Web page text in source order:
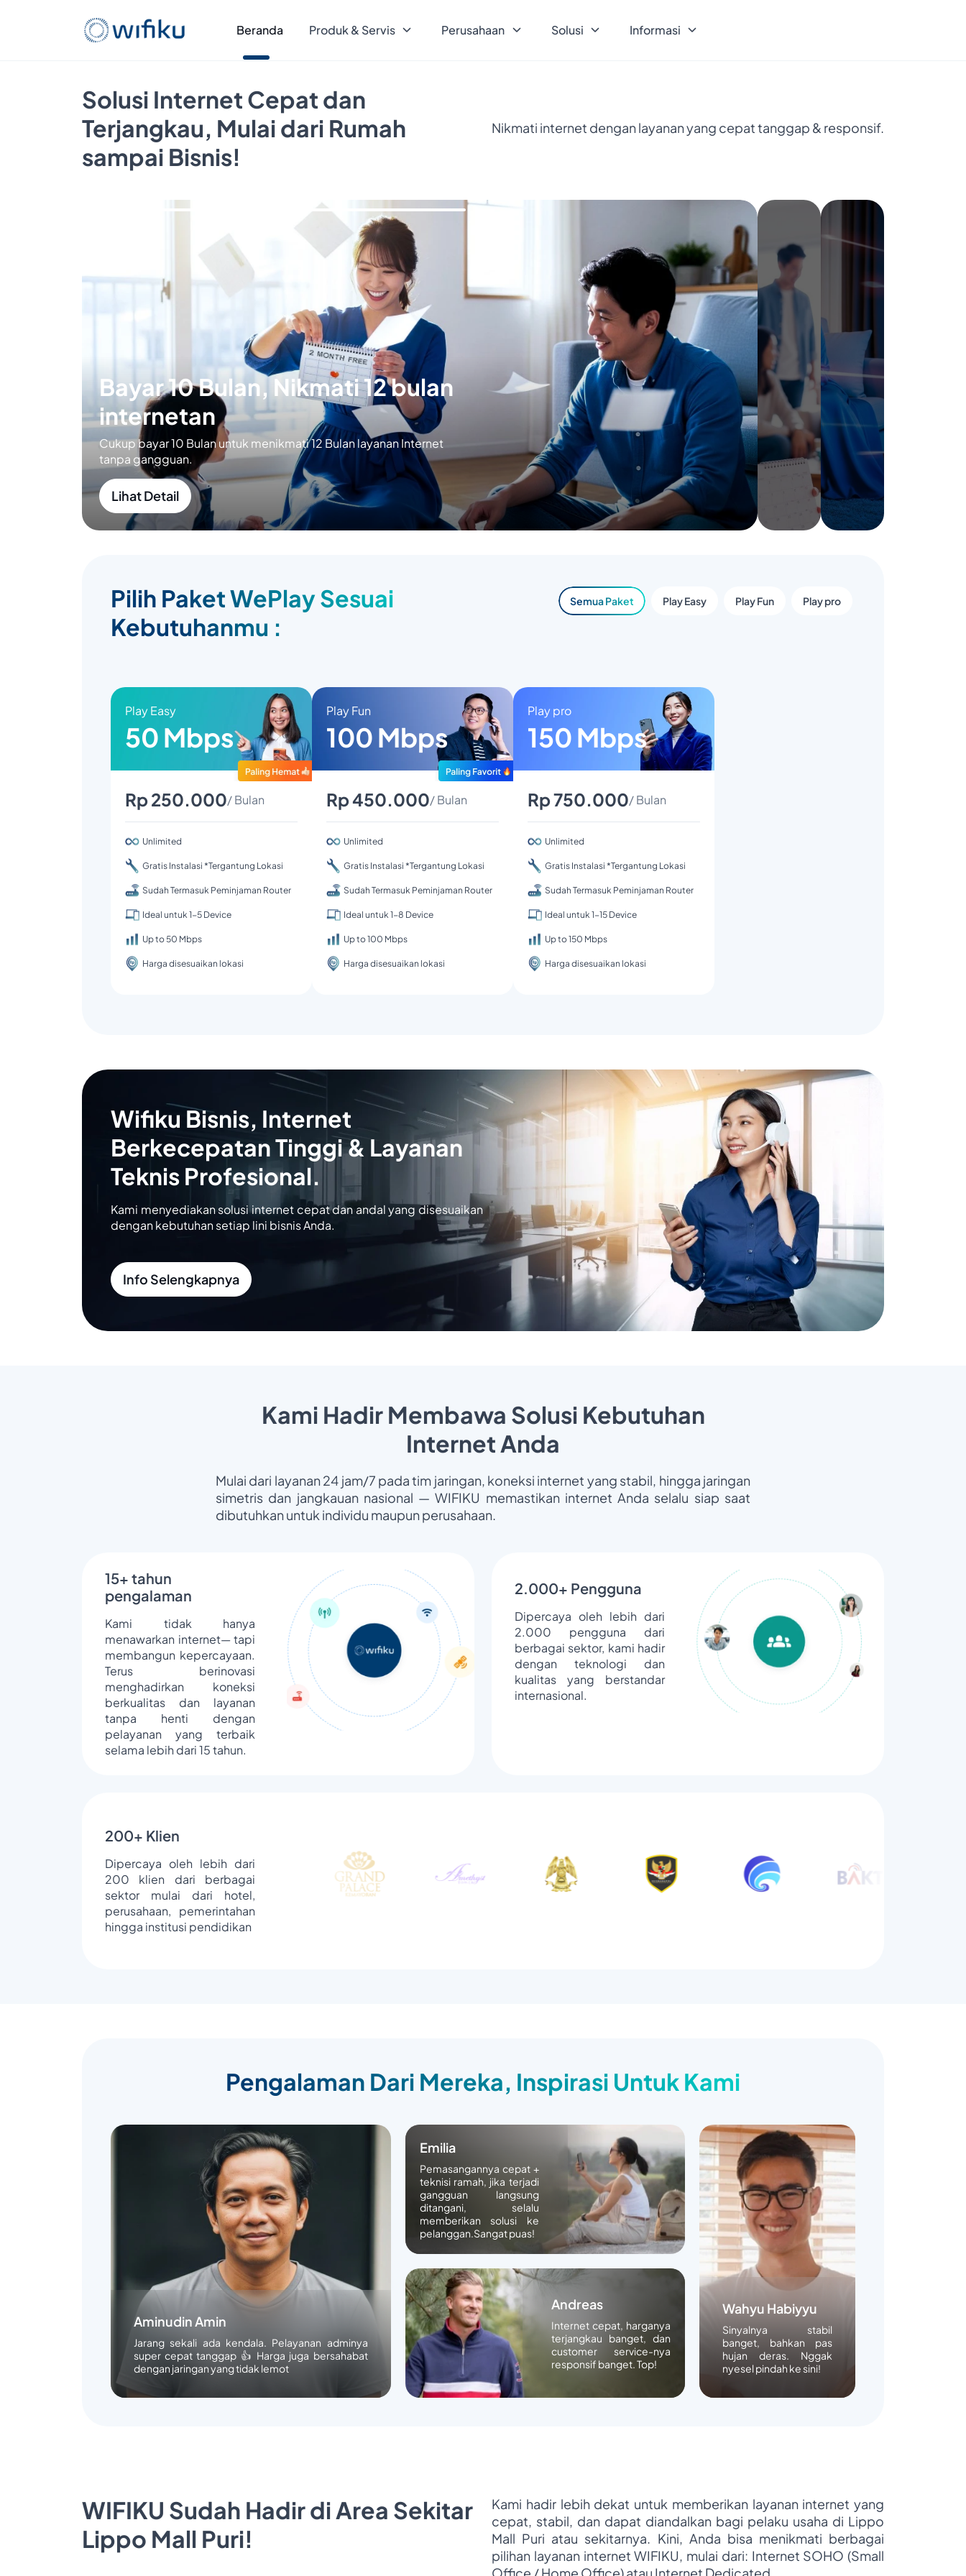
Beranda Produk & Servis Perusahaan Solusi Informasi
Solusi Internet Cepat dan
Terjangkau, Mulai dari Rumah
sampai Bisnis!
Nikmati internet dengan layanan yang cepat tanggap & responsif.
Bayar 10 Bulan, Nikmati 12 bulan
internetan
Cukup bayar 10 Bulan untuk menikmati 12 Bulan layanan Internet
tanpa gangguan.
Lihat Detail
5
6
Bulan
Internetan
Cukup
Bayar 5
menikmati
6 Bulan
layanan
internetan
tanpa
gangguan
Lihat
Detail
Pilih Paket WePlay Sesuai
Kebutuhanmu :
Semua Paket Play Easy Play Fun Play pro
Play Easy
50 Mbps
Rp 250.000/ Bulan
Unlimited
Gratis Instalasi *Tergantung Lokasi
Sudah Termasuk Peminjaman Router
Ideal untuk 1-5 Device
Up to 50 Mbps
Harga disesuaikan lokasi
Play Fun
100 Mbps
Rp 450.000/ Bulan
Unlimited
Gratis Instalasi *Tergantung Lokasi
Sudah Termasuk Peminjaman Router
Ideal untuk 1-8 Device
Up to 100 Mbps
Harga disesuaikan lokasi
Play pro
150 Mbps
Rp 750.000/ Bulan
Unlimited
Gratis Instalasi *Tergantung Lokasi
Sudah Termasuk Peminjaman Router
Ideal untuk 1-15 Device
Up to 150 Mbps
Harga disesuaikan lokasi
Wifiku Bisnis, Internet
Berkecepatan Tinggi & Layanan
Teknis Profesional.
Kami menyediakan solusi internet cepat dan andal yang disesuaikan
dengan kebutuhan setiap lini bisnis Anda.
Info Selengkapnya
Kami Hadir Membawa Solusi Kebutuhan
Internet Anda
Mulai dari layanan 24 jam/7 pada tim jaringan, koneksi internet yang stabil, hingga jaringan
simetris dan jangkauan nasional — WIFIKU memastikan internet Anda selalu siap saat
dibutuhkan untuk individu maupun perusahaan.
15+ tahun
pengalaman
Kami tidak hanya
menawarkan internet— tapi
membangun kepercayaan.
Terus berinovasi
menghadirkan koneksi
berkualitas dan layanan
tanpa henti dengan
pelayanan yang terbaik
selama lebih dari 15 tahun.
2.000+ Pengguna
Dipercaya oleh lebih dari
2.000 pengguna dari
berbagai sektor, kami hadir
dengan teknologi dan
kualitas yang berstandar
internasional.
200+ Klien
Dipercaya oleh lebih dari
200 klien dari berbagai
sektor mulai dari hotel,
perusahaan, pemerintahan
hingga institusi pendidikan
Pengalaman Dari Mereka, Inspirasi Untuk Kami
Aminudin Amin
Jarang sekali ada kendala. Pelayanan adminya
super cepat tanggap 👍 Harga juga bersahabat
dengan jaringan yang tidak lemot
Emilia
Pemasangannya cepat +
teknisi ramah, jika terjadi
gangguan langsung
ditangani, selalu
memberikan solusi ke
pelanggan.Sangat puas!
Wahyu Habiyyu
Sinyalnya stabil
banget, bahkan pas
hujan deras. Nggak
nyesel pindah ke sini!
Andreas
Internet cepat, harganya
terjangkau banget, dan
customer service-nya
responsif banget. Top!
WIFIKU Sudah Hadir di Area Sekitar
Lippo Mall Puri!
Kami hadir lebih dekat untuk memberikan layanan internet yang
cepat, stabil, dan dapat diandalkan bagi pelaku usaha di Lippo
Mall Puri atau sekitarnya. Kini, Anda bisa menikmati berbagai
pilihan layanan internet WIFIKU, mulai dari: Internet SOHO (Small